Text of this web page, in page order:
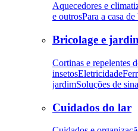
Aquecedores e
e outrosPara a casa
Bricolage e
Cortinas e repelentes
insetosEletricidade
jardimSoluções de
Cuidados do lar